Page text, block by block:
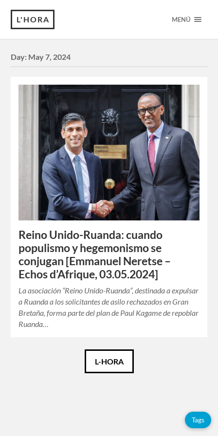
L'HORA MENÚ
Day: May 7, 2024
Reino Unido-Ruanda: cuando
populismo y hegemonismo se
conjugan [Emmanuel Neretse –
Echos d’Afrique, 03.05.2024]
La asociación “Reino Unido-Ruanda”, destinada a expulsar
a Ruanda a los solicitantes de asilo rechazados en Gran
Bretaña, forma parte del plan de Paul Kagame de repoblar
Ruanda…
L-HORA
Tags